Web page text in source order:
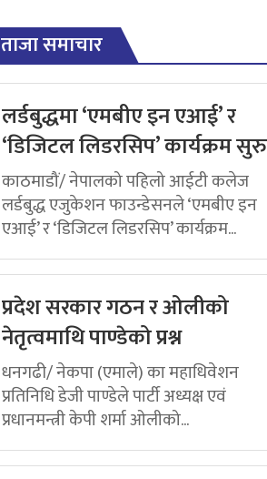
ताजा समाचार
लर्डबुद्धमा ‘एमबीए इन एआई’ र
‘डिजिटल लिडरसिप’ कार्यक्रम सुरु
काठमाडौं/ नेपालको पहिलो आईटी कलेज
लर्डबुद्ध एजुकेशन फाउन्डेसनले ‘एमबीए इन
एआई’ र ‘डिजिटल लिडरसिप’ कार्यक्रम...
प्रदेश सरकार गठन र ओलीको
नेतृत्वमाथि पाण्डेको प्रश्न
धनगढी/ नेकपा (एमाले) का महाधिवेशन
प्रतिनिधि डेजी पाण्डेले पार्टी अध्यक्ष एवं
प्रधानमन्त्री केपी शर्मा ओलीको...